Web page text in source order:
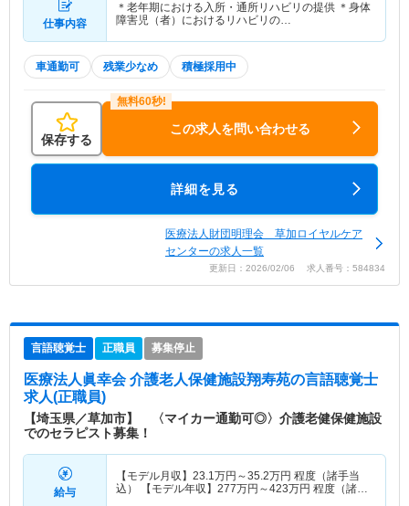
仕事内容
＊老年期における入所・通所リハビリの提供 ＊身体
障害児（者）におけるリハビリの…
車通勤可 残業少なめ 積極採用中
保存する
この求人を問い合わせる
詳細を見る
医療法人財団明理会 草加ロイヤルケア
センターの求人一覧
更新日：2026/02/06 求人番号：584834
言語聴覚士 正職員 募集停止
医療法人眞幸会 介護老人保健施設翔寿苑の言語聴覚士
求人(正職員)
【埼玉県／草加市】 〈マイカー通勤可◎〉介護老健保健施設
でのセラピスト募集！
給与
【モデル月収】 23.1万円～35.2万円 程度（諸手当
込） 【モデル年収】 277万円～423万円 程度（諸手